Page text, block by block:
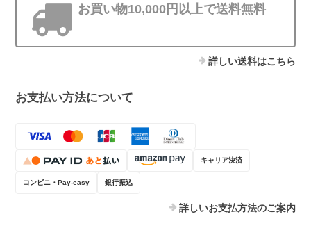
お買い物10,000円以上で送料無料
詳しい送料はこちら
お支払い方法について
キャリア決済
コンビニ・Pay-easy 銀行振込
詳しいお支払方法のご案内